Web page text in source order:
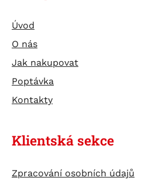
Úvod
O nás
Jak nakupovat
Poptávka
Kontakty
Klientská sekce
Zpracování osobních údajů